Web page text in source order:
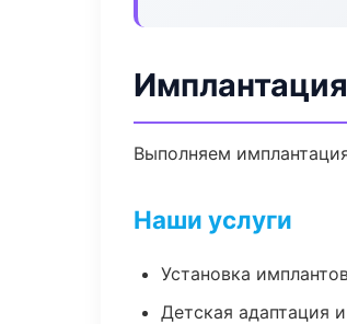
Выполняем
Наши услуги
Установка
Детская адаптация